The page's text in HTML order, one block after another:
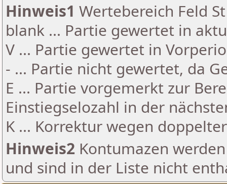
Hinweis1 Wertebereich Feld
blank ... Partie gewertet in
V ... Partie gewertet in
- ... Partie nicht gewertet, da
E ... Partie vorgemerkt zur
Einstiegselozahl in der
K ... Korrektur wegen
Hinweis2 Kontumazen
und sind in der Liste nicht